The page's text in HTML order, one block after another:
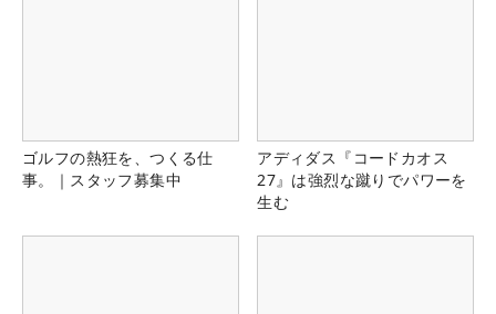
ゴルフの熱狂を、つくる仕
事。｜スタッフ募集中
アディダス『コードカオス
27』は強烈な蹴りでパワーを
生む